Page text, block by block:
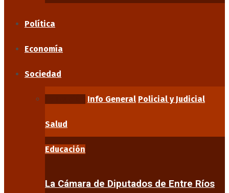
Política
Economía
Sociedad
Info General Policial y Judicial
Salud
Educación
La Cámara de Diputados de Entre Ríos